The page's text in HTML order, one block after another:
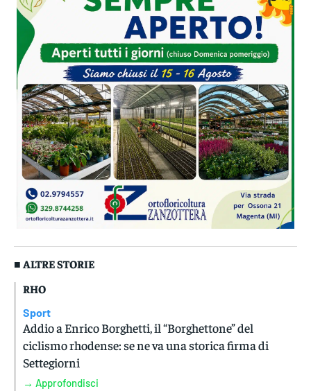
■ ALTRE STORIE
RHO
Sport
Addio a Enrico Borghetti, il “Borghettone” del
ciclismo rhodense: se ne va una storica firma di
Settegiorni
→ Approfondisci